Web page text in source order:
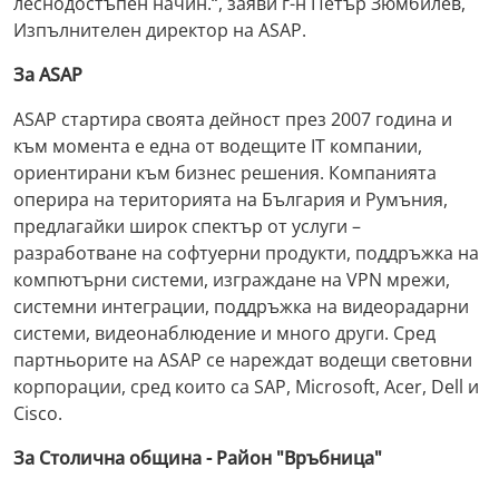
Изпълнителен директор на ASAP.
За ASAP
ASAP стартира своята дейност през 2007 година и
към момента е една от водещите IT компании,
ориентирани към бизнес решения. Компанията
оперира на територията на България и Румъния,
предлагайки широк спектър от услуги –
разработване на софтуерни продукти, поддръжка на
компютърни системи, изграждане на VPN мрежи,
системни интеграции, поддръжка на видеорадарни
системи, видеонаблюдение и много други. Сред
партньорите на ASAP се нареждат водещи световни
корпорации, сред които са SAP, Microsoft, Acer, Dell и
Ciscо.
За Столична община - Район "Връбница"